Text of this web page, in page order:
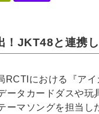
JKT48と連携
RCTIにおける『アイ
ータカードダスや玩
ーマソングを担当し